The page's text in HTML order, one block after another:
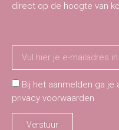
direct op de hoogte van
Bij het aanmelden ga
privacy voorwaarden
Verstuur